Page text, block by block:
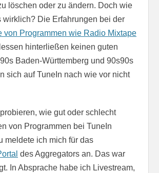
löschen oder zu ändern. Doch wie
wirklich? Die Erfahrungen bei der
von Programmen wie Radio Mixtape
hinterließen keinen guten
Baden-Württemberg und 90s90s
sich auf TuneIn nach wie vor nicht
wie gut oder schlecht
von Programmen bei TuneIn
meldete ich mich für das
des Aggregators an. Das war
In Absprache habe ich Livestream,